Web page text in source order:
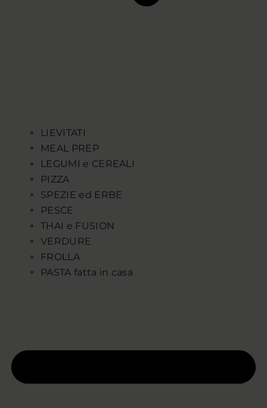
LIEVITATI
MEAL PREP
LEGUMI e CEREALI
PIZZA
SPEZIE ed ERBE
PESCE
THAI e FUSION
VERDURE
FROLLA
PASTA fatta in casa